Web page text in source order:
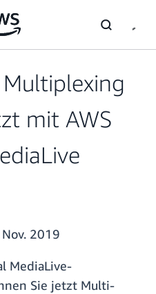
mit AWS
2019
MediaLive-
Sie jetzt Multi-